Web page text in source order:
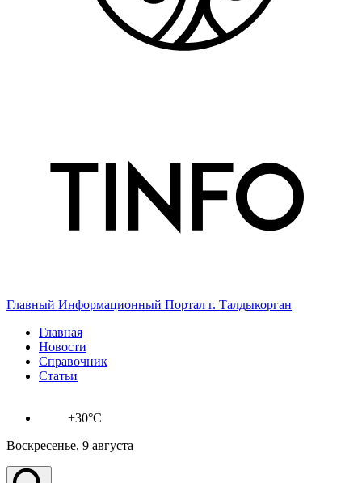
Главный Информационный Портал г. Талдыкорган
Главная
Новости
Справочник
Статьи
+30°C
Воскресенье, 9 августа